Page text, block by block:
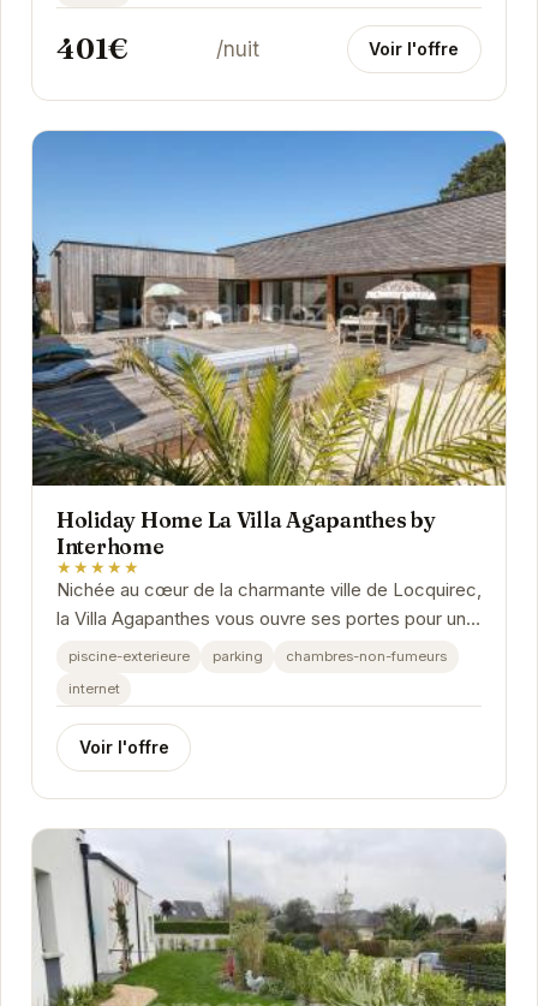
401€ /nuit Voir l'offre
Holiday Home La Villa Agapanthes by
Interhome
★★★★★
Nichée au cœur de la charmante ville de Locquirec,
la Villa Agapanthes vous ouvre ses portes pour un
séjour mémorable en Bretagne.
piscine-exterieure parking
chambres-non-fumeurs
internet
Voir l'offre